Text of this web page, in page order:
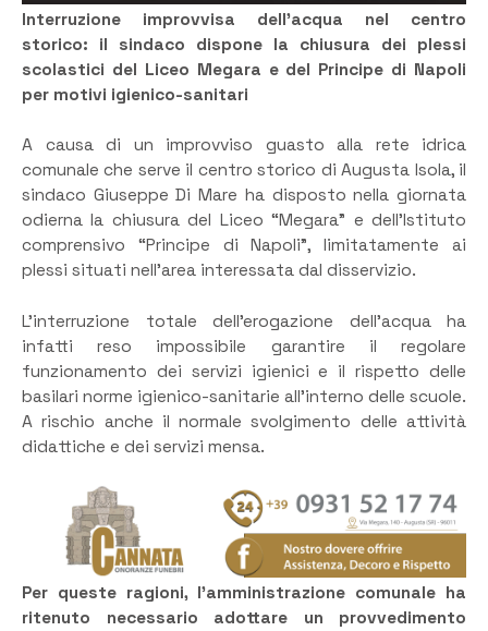
Interruzione improvvisa dell’acqua nel centro
storico: il sindaco dispone la chiusura dei plessi
scolastici del Liceo Megara e del Principe di Napoli
per motivi igienico-sanitari
A causa di un improvviso guasto alla rete idrica
comunale che serve il centro storico di Augusta Isola, il
sindaco Giuseppe Di Mare ha disposto nella giornata
odierna la chiusura del Liceo “Megara” e dell’Istituto
comprensivo “Principe di Napoli”, limitatamente ai
plessi situati nell’area interessata dal disservizio.
L’interruzione totale dell’erogazione dell’acqua ha
infatti reso impossibile garantire il regolare
funzionamento dei servizi igienici e il rispetto delle
basilari norme igienico-sanitarie all’interno delle scuole.
A rischio anche il normale svolgimento delle attività
didattiche e dei servizi mensa.
Per queste ragioni, l’amministrazione comunale ha
ritenuto necessario adottare un provvedimento